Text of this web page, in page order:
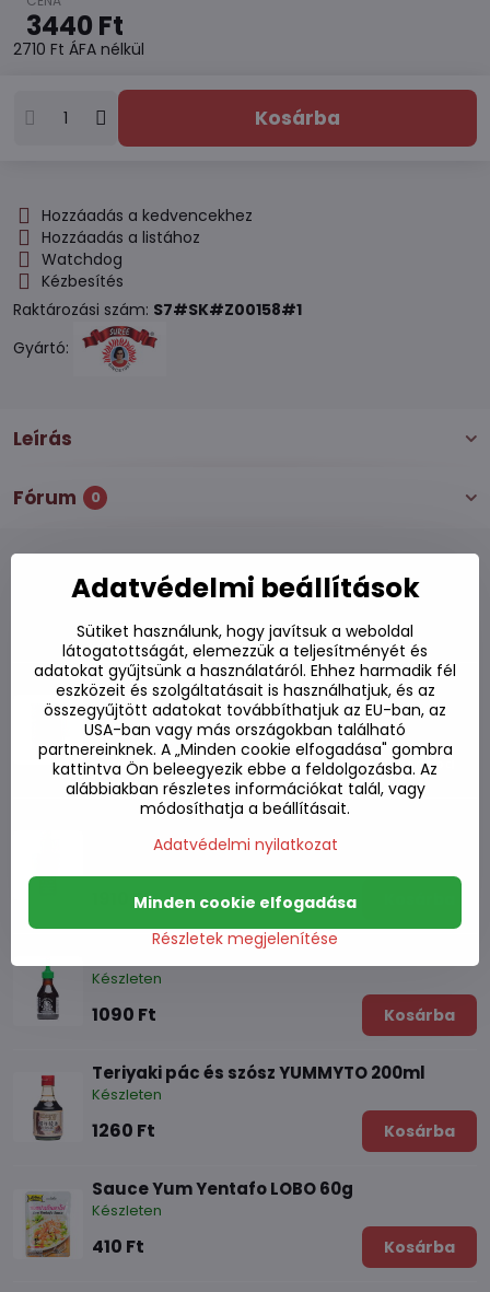
3440 Ft
2710 Ft ÁFA nélkül
Kosárba
Hozzáadás a kedvencekhez
Hozzáadás a listához
Watchdog
Kézbesítés
Raktározási szám: S7#SK#Z00158#1
Gyártó:
Leírás
Fórum 0
Alternatív termékek
Hoisin szósz 397g
Készleten
1690 Ft Kosárba
Hoisin szósz FGB 455ml
1910 Ft
Hoisin szósz FGB 200ml
Készleten
1090 Ft Kosárba
Teriyaki pác és szósz YUMMYTO 200ml
Készleten
1260 Ft Kosárba
Sauce Yum Yentafo LOBO 60g
Készleten
410 Ft Kosárba
Adatvédelmi beállítások
Sütiket használunk, hogy javítsuk a weboldal
látogatottságát, elemezzük a teljesítményét és
adatokat gyűjtsünk a használatáról. Ehhez harmadik fél
eszközeit és szolgáltatásait is használhatjuk, és az
összegyűjtött adatokat továbbíthatjuk az EU-ban, az
USA-ban vagy más országokban található
partnereinknek. A „Minden cookie elfogadása" gombra
kattintva Ön beleegyezik ebbe a feldolgozásba. Az
alábbiakban részletes információkat talál, vagy
módosíthatja a beállításait.
Adatvédelmi nyilatkozat
Részletek megjelenítése
Minden cookie elfogadása